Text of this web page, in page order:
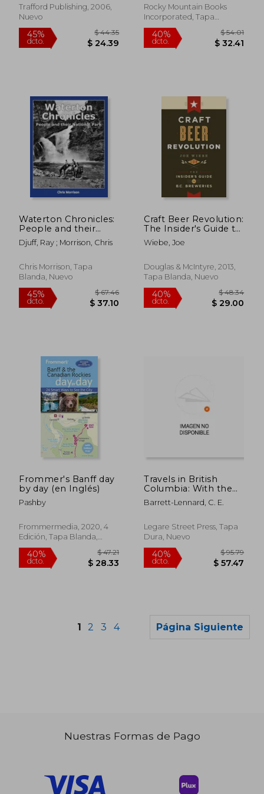
45%
dcto. $ 26.76
40%
dcto.
40% 40%
Trafford Publishing, 2006,
Nuevo
$ 44.35
Country, Icefields
Parkway, Banff (en
Rocky Mountain Books
Incorporated, Tapa
Blanda, Nuevo
40%
Waterton Chronicles:
People and their
National Park (en
Inglés)
Djuff, Ray ; Morrison, Chris
Chris Morrison, Tapa
Blanda, Nuevo
Craft Beer Revolution:
The Insider's Guide to
B.C. Breweries (en
Inglés)
Wiebe, Joe
Douglas & McIntyre, 2013,
Tapa Blanda, Nuevo
Frommer's Banff day
by day (en Inglés)
Pashby
Frommermedia, 2020, 4
Edición, Tapa Blanda,
Nuevo
Travels in British
Columbia: With the
Narrative of a Yacht
Voyage Round
(en Inglés)
Barrett-Lennard, C. E.
Legare Street Press, Tapa
Dura, Nuevo
1 2 3 4 Página Siguiente
Nuestras Formas de Pago